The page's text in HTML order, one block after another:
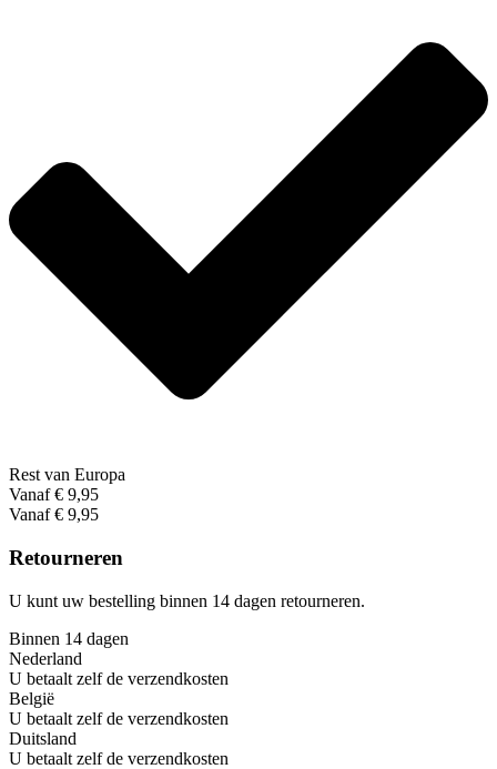
Rest van Europa
Vanaf € 9,95
Vanaf € 9,95
Retourneren
U kunt uw bestelling binnen 14 dagen retourneren.
Binnen 14 dagen
Nederland
U betaalt zelf de verzendkosten
België
U betaalt zelf de verzendkosten
Duitsland
U betaalt zelf de verzendkosten